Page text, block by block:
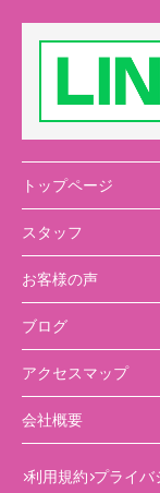
トップページ
スタッフ
お客様の声
ブログ
アクセスマップ
会社概要
利用規約 プライバ